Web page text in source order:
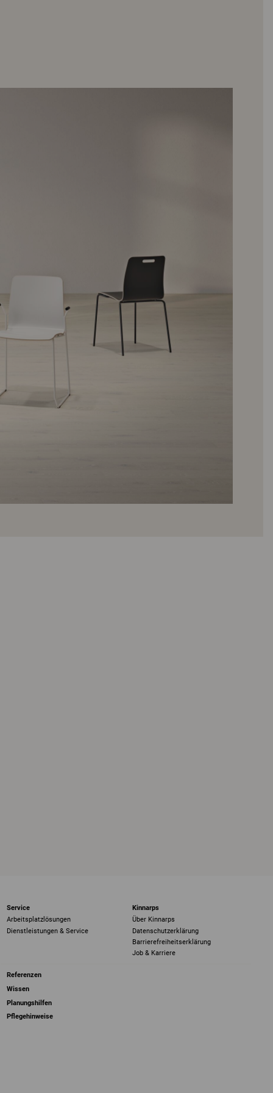
Service
Arbeitsplatzlösungen
Dienstleistungen & Service
Kinnarps
Über Kinnarps
Datenschutzerklärung
Barrierefreiheits­erklärung
Job & Karriere
Referenzen
Wissen
Planungshilfen
Pflegehinweise